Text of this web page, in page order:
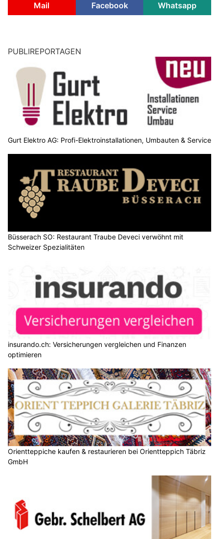
Mail
Facebook Whatsapp
PUBLIREPORTAGEN
Gurt Elektro AG: Profi-Elektroinstallationen, Umbauten & Service
Büsserach SO: Restaurant Traube Deveci verwöhnt mit
Schweizer Spezialitäten
insurando.ch: Versicherungen vergleichen und Finanzen
optimieren
Orientteppiche kaufen & restaurieren bei Orientteppich Täbriz
GmbH